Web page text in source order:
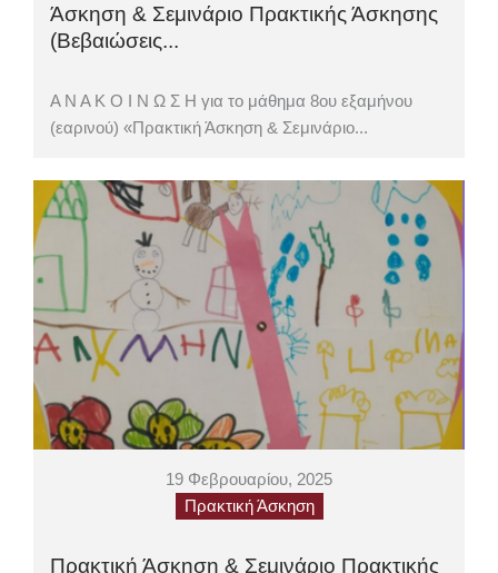
Άσκηση & Σεμινάριο Πρακτικής Άσκησης
(Βεβαιώσεις...
Α Ν Α Κ Ο Ι Ν Ω Σ Η για το μάθημα 8ου εξαμήνου
(εαρινού) «Πρακτική Άσκηση & Σεμινάριο...
19 Φεβρουαρίου, 2025
Πρακτική Άσκηση
Πρακτική Άσκηση & Σεμινάριο Πρακτικής